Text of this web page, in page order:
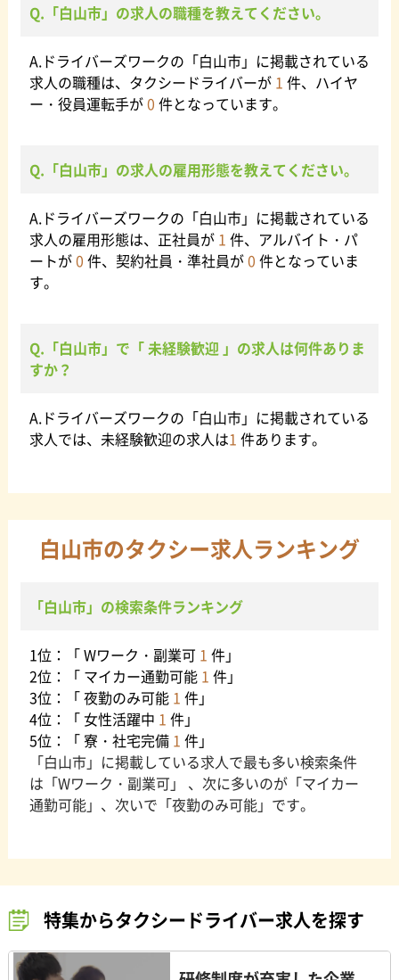
Q.「白山市」の求人の職種を教えてください。
A.ドライバーズワークの「白山市」に掲載されている
求人の職種は、タクシードライバーが 1 件、ハイヤ
ー・役員運転手が0 件となっています。
Q.「白山市」の求人の雇用形態を教えてください。
A.ドライバーズワークの「白山市」に掲載されている
求人の雇用形態は、正社員が 1 件、アルバイト・パ
ートが0 件、契約社員・準社員が0 件となっていま
す。
Q.「白山市」で「 未経験歓迎 」の求人は何件ありま
すか？
A.ドライバーズワークの「白山市」に掲載されている
求人では、未経験歓迎の求人は1 件あります。
白山市のタクシー求人ランキング
「白山市」の検索条件ランキング
1位：「 Wワーク・副業可 1 件」
2位：「 マイカー通勤可能 1 件」
3位：「 夜勤のみ可能 1 件」
4位：「 女性活躍中 1 件」
5位：「 寮・社宅完備 1 件」
「白山市」に掲載している求人で最も多い検索条件
は「Wワーク・副業可」 、次に多いのが「マイカー
通勤可能」、次いで「夜勤のみ可能」です。
特集からタクシードライバー求人を探す